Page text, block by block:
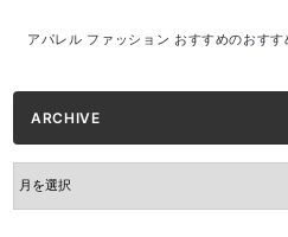
アパレル ファッション おすすめのおすす
ARCHIVE
ARCHIVE